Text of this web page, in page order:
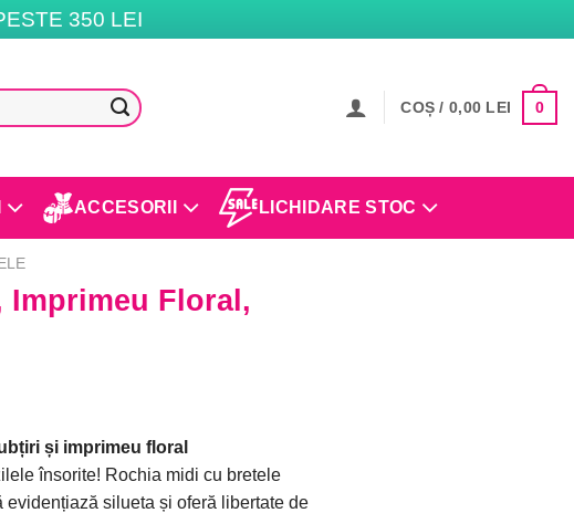
350 LEI
COȘ / 0,00 LEI 0
ACCESORII LICHIDARE STOC
Imprimeu Floral,
și imprimeu floral
însorite! Rochia midi cu bretele
silueta și oferă libertate de